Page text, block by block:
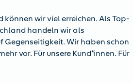
können wir viel erreichen. Als Top-
handeln wir als
Gegenseitigkeit. Wir haben schon
vor. Für unsere Kund*innen. Für